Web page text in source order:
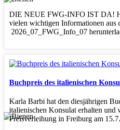
DIE NEUE FWG-INFO IST DA!
vielen wichtigen Informationen aus
2026_07_FWG_Info_07
Buchpreis des italienischen
Karla Barbi hat den diesjährigen
italienischen Konsulat erhalten und
Preisverleihung in Freiburg am